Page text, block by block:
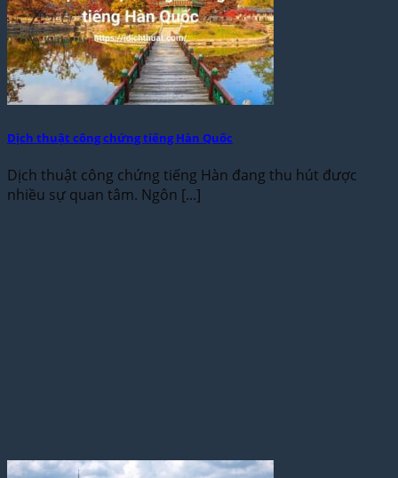
Dịch thuật công chứng tiếng Hàn Quốc
Dịch thuật công chứng tiếng Hàn đang thu hút được
nhiều sự quan tâm. Ngôn [...]